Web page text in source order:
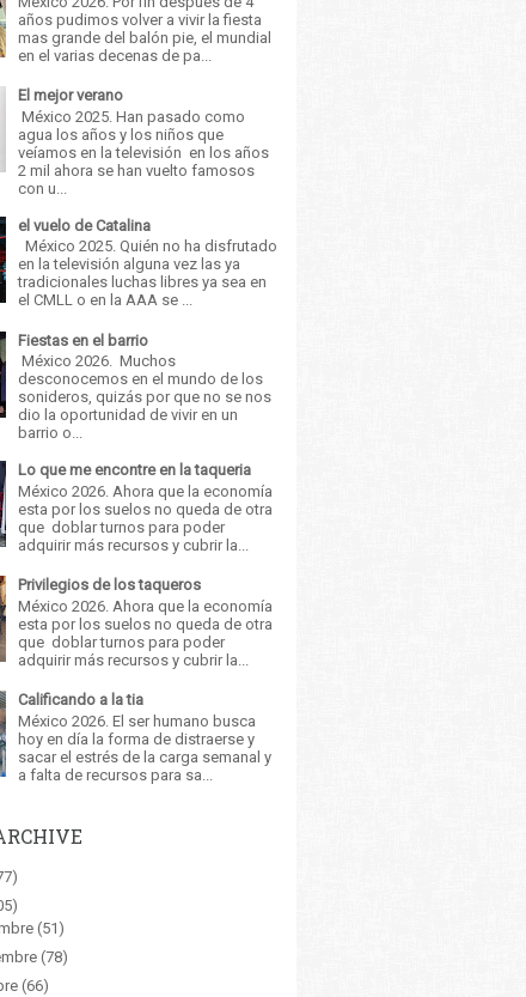
años pudimos volver a vivir la fiesta
mas grande del balón pie, el mundial
en el varias decenas de pa...
El mejor verano
México 2025. Han pasado como
agua los años y los niños que
veíamos en la televisión en los años
2 mil ahora se han vuelto famosos
con u...
el vuelo de Catalina
México 2025. Quién no ha disfrutado
en la televisión alguna vez las ya
tradicionales luchas libres ya sea en
el CMLL o en la AAA se ...
Fiestas en el barrio
México 2026. Muchos
desconocemos en el mundo de los
sonideros, quizás por que no se nos
dio la oportunidad de vivir en un
barrio o...
Lo que me encontre en la taqueria
México 2026. Ahora que la economía
esta por los suelos no queda de otra
que doblar turnos para poder
adquirir más recursos y cubrir la...
Privilegios de los taqueros
México 2026. Ahora que la economía
esta por los suelos no queda de otra
que doblar turnos para poder
adquirir más recursos y cubrir la...
Calificando a la tia
México 2026. El ser humano busca
hoy en día la forma de distraerse y
sacar el estrés de la carga semanal y
a falta de recursos para sa...
(51)
(78)
(66)